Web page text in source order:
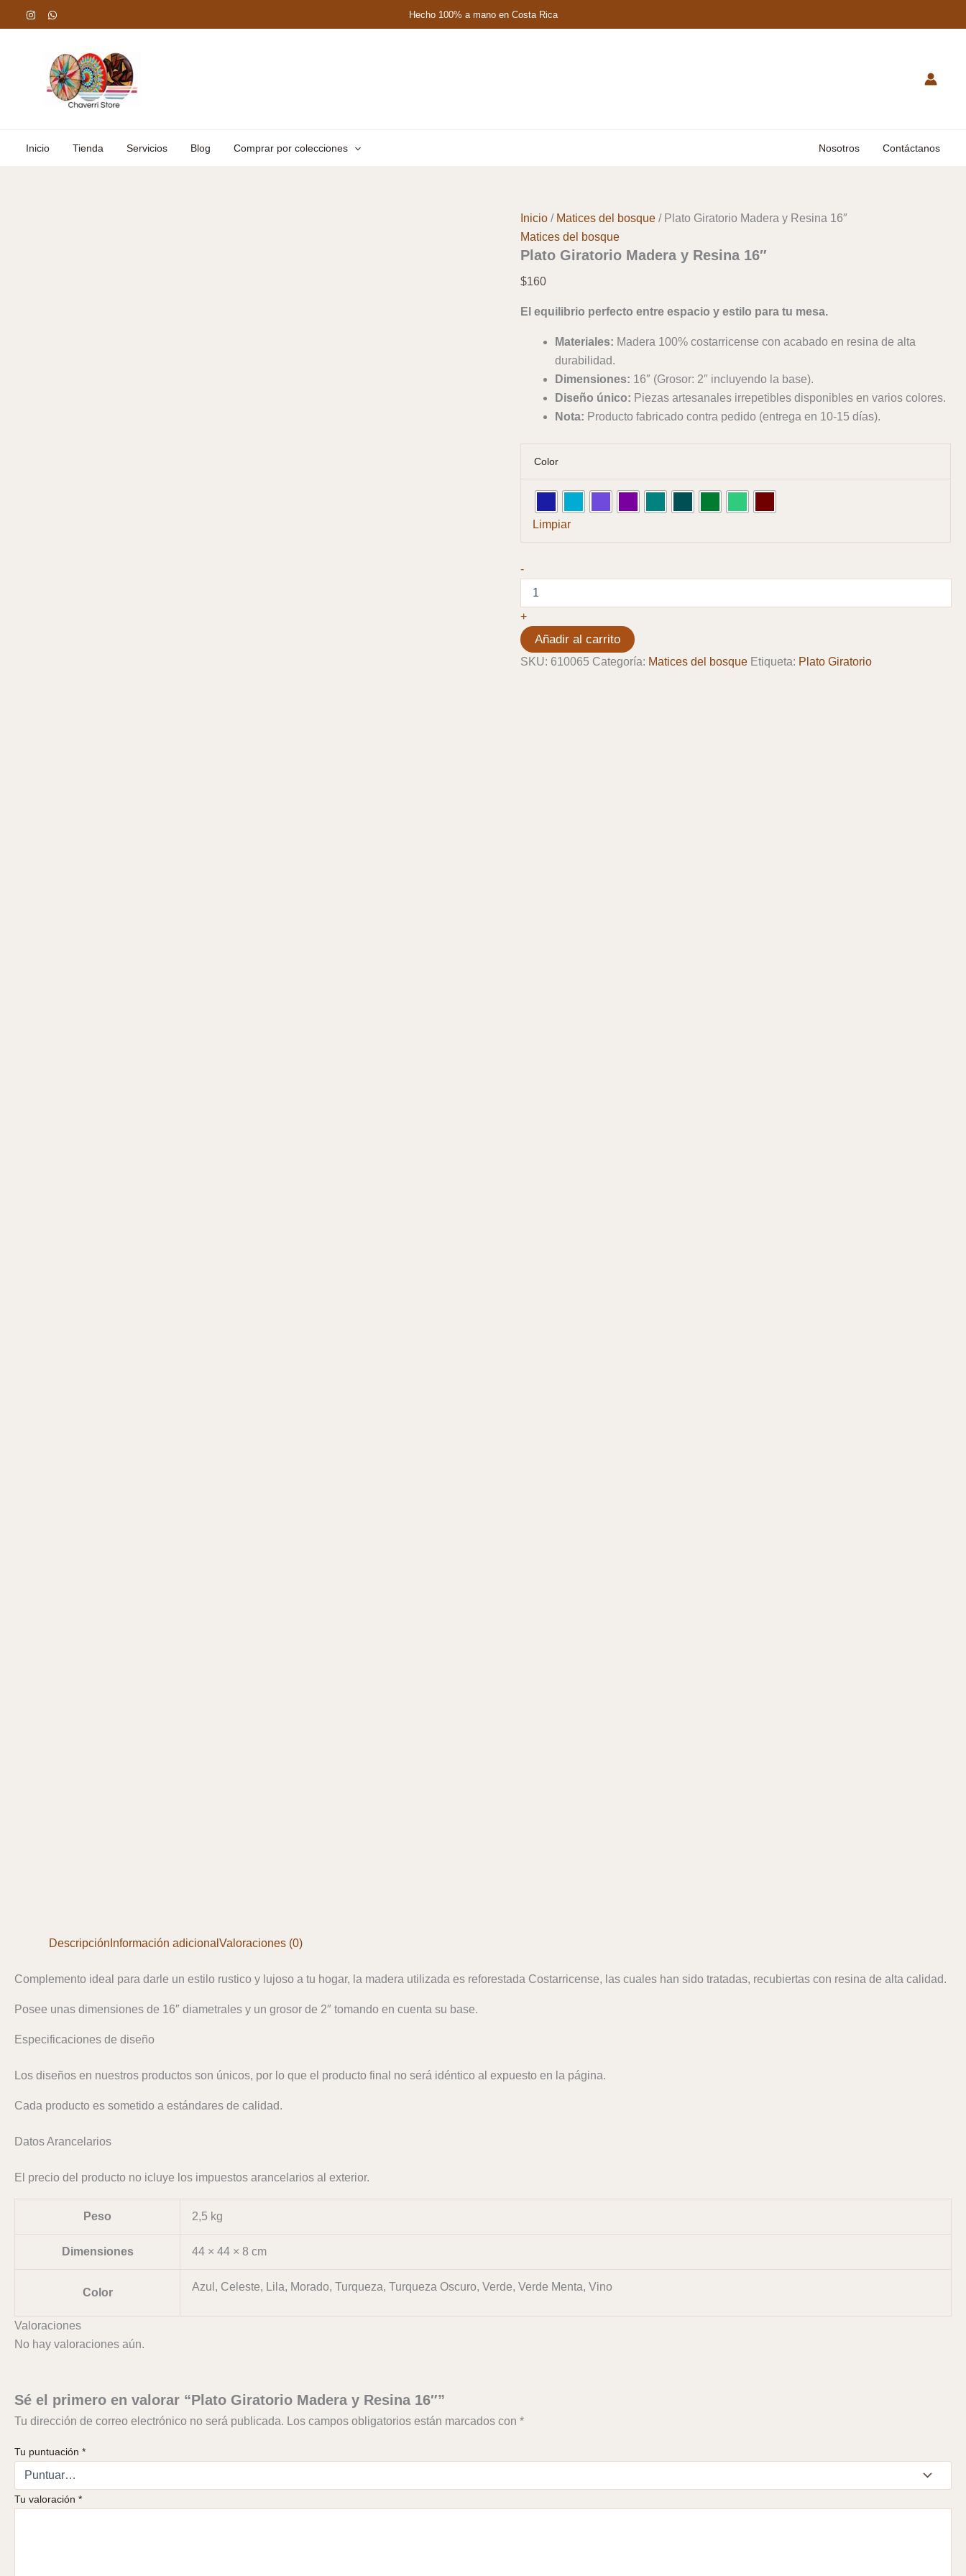
Omitir
e
Hecho 100% a mano en Costa Rica
Inicio Tienda Servicios Blog Comprar por colecciones Nosotros Contáctanos
Inicio / Matices del bosque / Plato Giratorio Madera y Resina 16″
Matices del bosque
Plato Giratorio Madera y Resina 16″
$160
El equilibrio perfecto entre espacio y estilo para tu mesa.
Materiales: Madera 100% costarricense con acabado en resina de alta
durabilidad.
Dimensiones: 16″ (Grosor: 2″ incluyendo la base).
Diseño único: Piezas artesanales irrepetibles disponibles en varios colores.
Nota: Producto fabricado contra pedido (entrega en 10-15 días).
Color
Limpiar
-
Giratorio
Madera
y
Resina
16"
cantidad
+
Añadir al carrito
SKU: 610065 Categoría: Matices del bosque Etiqueta: Plato Giratorio
Descripción Información adicional Valoraciones (0)
Complemento ideal para darle un estilo rustico y lujoso a tu hogar, la madera utilizada es reforestada Costarricense, las cuales han sido tratadas, recubiertas con resina de alta calidad.
Posee unas dimensiones de 16″ diametrales y un grosor de 2″ tomando en cuenta su base.
Especificaciones de diseño
Los diseños en nuestros productos son únicos, por lo que el producto final no será idéntico al expuesto en la página.
Cada producto es sometido a estándares de calidad.
Datos Arancelarios
El precio del producto no icluye los impuestos arancelarios al exterior.
Peso 2,5 kg
Dimensiones 44 × 44 × 8 cm
Color Azul, Celeste, Lila, Morado, Turqueza, Turqueza Oscuro, Verde, Verde Menta, Vino
Valoraciones
No hay valoraciones aún.
Sé el primero en valorar “Plato Giratorio Madera y Resina 16″”
Tu dirección de correo electrónico no será publicada. Los campos obligatorios están marcados con *
Tu puntuación *
Tu valoración *